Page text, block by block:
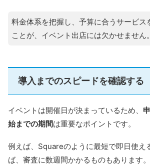
料金体系を把握し、予算に合うサービス
ことが、イベント出店には欠かせません。
導入までのスピードを確認する
イベントは開催日が決まっているため、
始までの期間は重要なポイントです。
例えば、Squareのように最短で即日使え
ば、審査に数週間かかるものもあります。